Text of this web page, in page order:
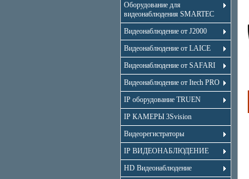
Оборудование для
видеонаблюдения SMARTEC
Видеонаблюдение от J2000
Видеонаблюдение от LAICE
Видеонаблюдение от SAFARI
Видеонаблюдение от Itech PRO
IP оборудование TRUEN
IP КАМЕРЫ 3Svision
Видеорегистраторы
IP ВИДЕОНАБЛЮДЕНИЕ
HD Видеонаблюдение